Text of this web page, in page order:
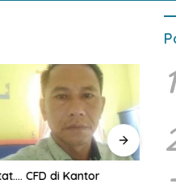
CFD di Kantor
1